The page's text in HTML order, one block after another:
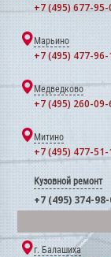
+7 (495) 677-95-
Марьино
+7 (495) 477-96-
Медведково
+7 (495) 260-09-
Митино
+7 (495) 477-51-
Кузовной ремонт
+7 (495) 374-
г. Балашиха